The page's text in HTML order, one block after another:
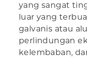
yang sangat
luar yang
galvanis atau
perlindungan
kelembaban,